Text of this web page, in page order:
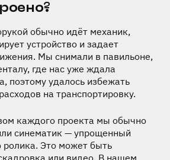
обычно идёт механик,
устройство и задает
Мы снимали в павильоне,
где нас уже ждала
поэтому удалось избежать
на транспортировку.
каждого проекта мы обычно
синематик — упрощенный
ролика. Это может быть
или видео. В нашем